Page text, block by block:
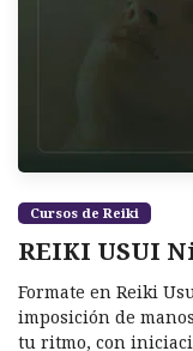
Cursos de Reiki
REIKI USUI
Formate en Reiki
imposición de
tu ritmo, con